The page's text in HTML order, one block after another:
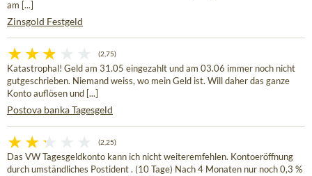
am [...]
Zinsgold Festgeld
(2,75)
Katastrophal! Geld am 31.05 eingezahlt und am 03.06 immer noch nicht
gutgeschrieben. Niemand weiss, wo mein Geld ist. Will daher das ganze
Konto auflösen und [...]
Postova banka Tagesgeld
(2,25)
Das VW Tagesgeldkonto kann ich nicht weiteremfehlen. Kontoeröffnung
durch umständliches Postident . (10 Tage) Nach 4 Monaten nur noch 0,3 %